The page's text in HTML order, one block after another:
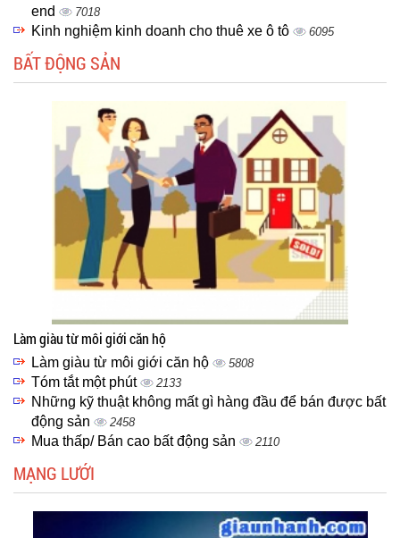
end
7018
Kinh nghiệm kinh doanh cho thuê xe ô tô 6095
BẤT ĐỘNG SẢN
Làm giàu từ môi giới căn hộ
Làm giàu từ môi giới căn hộ 5808
Tóm tắt một phút 2133
Những kỹ thuật không mất gì hàng đầu để bán được bất
động sản
2458
Mua thấp/ Bán cao bất động sản 2110
MẠNG LƯỚI